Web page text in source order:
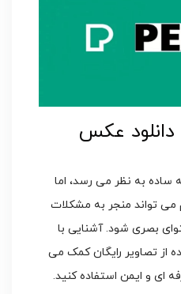
عکس
ساده به نظر می رسد، اما
تواند منجر به مشکلات
بصری شود. آشنایی با
از تصاویر رایگان کمک می
ای و ایمن استفاده کنید.